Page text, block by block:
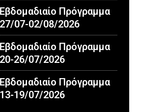
Εβδομαδιαίο Πρόγραμμα
27/07-02/08/2026
Εβδομαδιαίο Πρόγραμμα
20-26/07/2026
Εβδομαδιαίο Πρόγραμμα
13-19/07/2026